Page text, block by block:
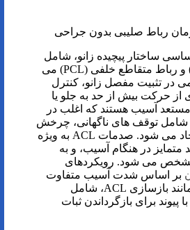
رباط صلیبی بدون جراحی
ساختار پیچیده زانو، شامل
رباط صلیبی قدامی (ACL) و رباط متقاطع خلفی (PCL) می
در تثبیت مفصل زانو، کنترل
از حرکت بیش از حد به جلو یا
مستعد آسیب هستند که اغلب در
توقف های ناگهانی، چرخش
یا ضربه مستقیم به زانو ایجاد می شود. صدمات ACL به ویژه
متمایز در هنگام آسیب، و به
مشخص می شود. رویکردهای
بر اساس شدت آسیب متفاوت
است. گزینه های جراحی، مانند بازسازی ACL، شامل
پیوند برای بازگرداندن ثبات